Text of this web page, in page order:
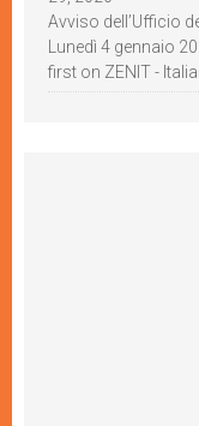
Avviso dell’Ufficio
Lunedì 4 gennaio
first on ZENIT -